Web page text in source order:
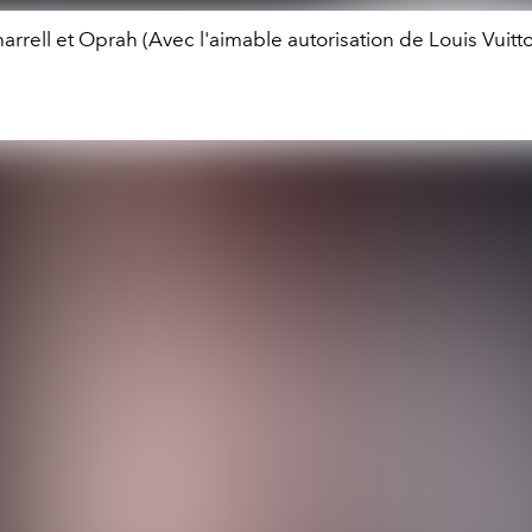
et Oprah (Avec l'aimable autorisation de Louis